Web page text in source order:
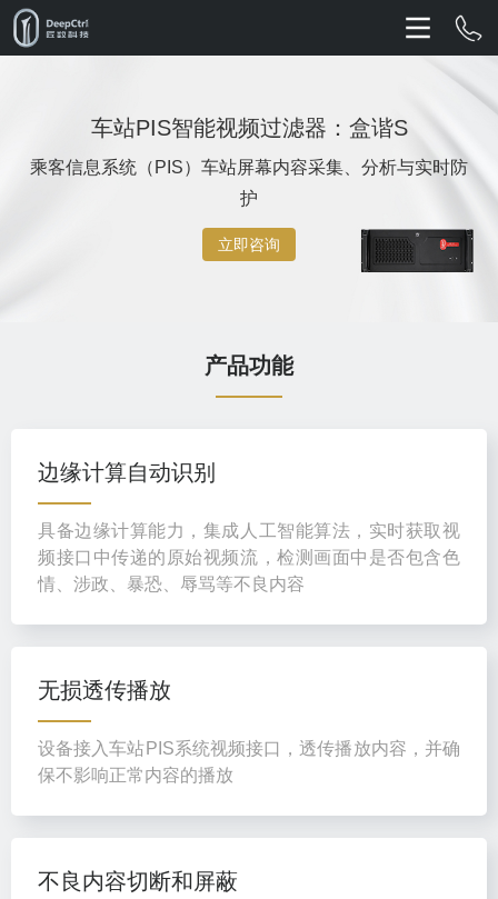
车站PIS智能视频过滤器：盒谐S
乘客信息系统（PIS）车站屏幕内容采集、分析与实时防
护
立即咨询
产品功能
边缘计算自动识别
具备边缘计算能力，集成人工智能算法，实时获取视
频接口中传递的原始视频流，检测画面中是否包含色
情、涉政、暴恐、辱骂等不良内容
无损透传播放
设备接入车站PIS系统视频接口，透传播放内容，并确
保不影响正常内容的播放
不良内容切断和屏蔽